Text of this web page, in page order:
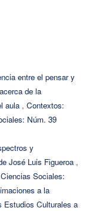
entre el pensar y
de la
aula , Contextos:
Núm. 39
y
José Luis Figueroa ,
Sociales:
a la
Estudios Culturales a